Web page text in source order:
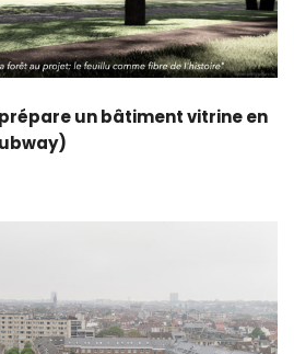
un bâtiment vitrine en